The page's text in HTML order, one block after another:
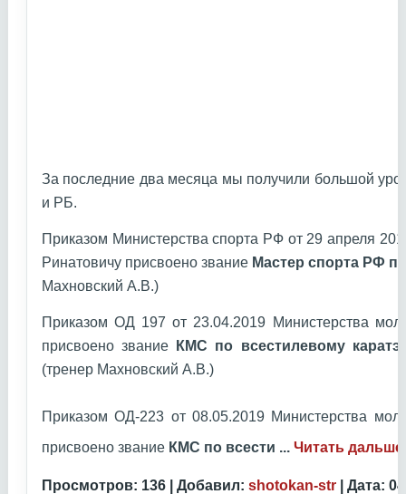
За последние два месяца мы получили большой
и РБ.
Приказом Министерства спорта РФ от 29 апреля
Ринатовичу присвоено звание Мастер спорта РФ
Махновский А.В.)
Приказом ОД 197 от 23.04.2019 Министерства
присвоено звание
КМС по всестилевому каратэ
(тренер Махновский А.В.)
Приказом ОД-223 от 08.05.2019 Министерства
присвоено звание КМС по всести ... Читать дальше
Просмотров: 136 | Добавил: shotokan-str | Дата: